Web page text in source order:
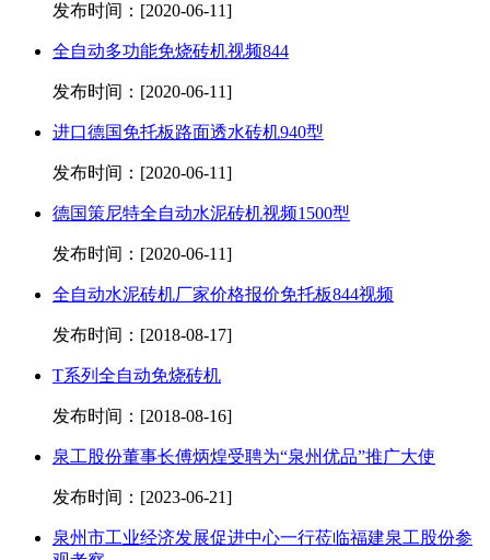
发布时间：[2020-06-11]
全自动多功能免烧砖机视频844
发布时间：[2020-06-11]
进口德国免托板路面透水砖机940型
发布时间：[2020-06-11]
德国策尼特全自动水泥砖机视频1500型
发布时间：[2020-06-11]
全自动水泥砖机厂家价格报价免托板844视频
发布时间：[2018-08-17]
T系列全自动免烧砖机
发布时间：[2018-08-16]
泉工股份董事长傅炳煌受聘为“泉州优品”推广大使
发布时间：[2023-06-21]
泉州市工业经济发展促进中心一行莅临福建泉工股份参